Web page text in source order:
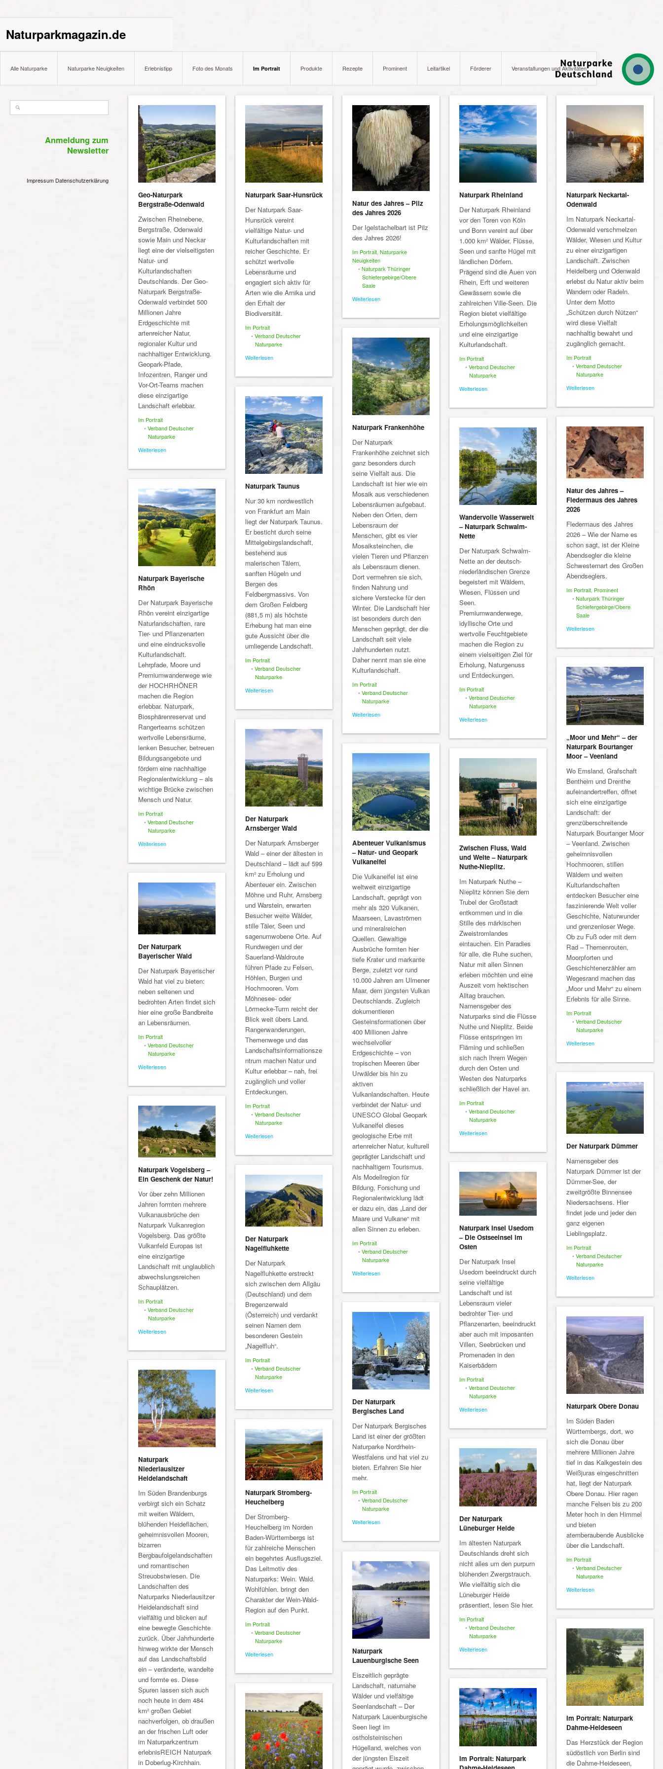
Naturparkmagazin.de
Alle Naturparke Naturparke Neuigkeiten Erlebnistipp Foto des Monats Im Portrait Produkte Rezepte Prominent Leitartikel Förderer Veranstaltungen und Aktivitäten
Anmeldung zum
Newsletter
Impressum Datenschutzerklärung
Geo-Naturpark
Bergstraße-Odenwald
Zwischen Rheinebene,
Bergstraße, Odenwald
sowie Main und Neckar
liegt eine der vielseitigsten
Natur- und
Kulturlandschaften
Deutschlands. Der Geo-
Naturpark Bergstraße-
Odenwald verbindet 500
Millionen Jahre
Erdgeschichte mit
artenreicher Natur,
regionaler Kultur und
nachhaltiger Entwicklung.
Geopark-Pfade,
Infozentren, Ranger und
Vor-Ort-Teams machen
diese einzigartige
Landschaft erlebbar.
Im Portrait
• Verband Deutscher
Naturparke
Weiterlesen
Naturpark Saar-Hunsrück
Der Naturpark Saar-
Hunsrück vereint
vielfältige Natur- und
Kulturlandschaften mit
reicher Geschichte. Er
schützt wertvolle
Lebensräume und
engagiert sich aktiv für
Arten wie die Arnika und
den Erhalt der
Biodiversität.
Im Portrait
• Verband Deutscher
Naturparke
Weiterlesen
Natur des Jahres – Pilz
des Jahres 2026
Der Igelstachelbart ist Pilz
des Jahres 2026!
Im Portrait, Naturparke
Neuigkeiten
• Naturpark Thüringer
Schiefergebirge/Obere
Saale
Weiterlesen
Naturpark Rheinland
Der Naturpark Rheinland
vor den Toren von Köln
und Bonn vereint auf über
1.000 km² Wälder, Flüsse,
Seen und sanfte Hügel mit
ländlichen Dörfern.
Prägend sind die Auen von
Rhein, Erft und weiteren
Gewässern sowie die
zahlreichen Ville-Seen. Die
Region bietet vielfältige
Erholungsmöglichkeiten
und eine einzigartige
Kulturlandschaft.
Im Portrait
• Verband Deutscher
Naturparke
Weiterlesen
Naturpark Neckartal-
Odenwald
Im Naturpark Neckartal-
Odenwald verschmelzen
Wälder, Wiesen und Kultur
zu einer einzigartigen
Landschaft. Zwischen
Heidelberg und Odenwald
erlebst du Natur aktiv beim
Wandern oder Radeln.
Unter dem Motto
„Schützen durch Nützen“
wird diese Vielfalt
nachhaltig bewahrt und
zugänglich gemacht.
Im Portrait
• Verband Deutscher
Naturparke
Weiterlesen
Naturpark Frankenhöhe
Der Naturpark
Frankenhöhe zeichnet sich
ganz besonders durch
seine Vielfalt aus. Die
Landschaft ist hier wie ein
Mosaik aus verschiedenen
Lebensräumen aufgebaut.
Neben den Orten, dem
Lebensraum der
Menschen, gibt es vier
Mosaiksteinchen, die
vielen Tieren und Pflanzen
als Lebensraum dienen.
Dort vermehren sie sich,
finden Nahrung und
sichere Verstecke für den
Winter. Die Landschaft hier
ist besonders durch den
Menschen geprägt, der die
Landschaft seit viele
Jahrhunderten nutzt.
Daher nennt man sie eine
Kulturlandschaft.
Im Portrait
• Verband Deutscher
Naturparke
Weiterlesen
Naturpark Taunus
Nur 30 km nordwestlich
von Frankfurt am Main
liegt der Naturpark Taunus.
Er besticht durch seine
Mittelgebirgslandschaft,
bestehend aus
malerischen Tälern,
sanften Hügeln und
Bergen des
Feldbergmassivs. Von
dem Großen Feldberg
(881,5 m) als höchste
Erhebung hat man eine
gute Aussicht über die
umliegende Landschaft.
Im Portrait
• Verband Deutscher
Naturparke
Weiterlesen
Natur des Jahres –
Fledermaus des Jahres
2026
Fledermaus des Jahres
2026 – Wie der Name es
schon sagt, ist der Kleine
Abendsegler die kleine
Schwesternart des Großen
Abendseglers.
Im Portrait Prominent
• Naturpark Thüringer
Schiefergebirge/Obere
Saale
Weiterlesen
Wandervolle Wasserwelt
– Naturpark Schwalm-
Nette
Der Naturpark Schwalm-
Nette an der deutsch-
niederländischen Grenze
begeistert mit Wäldern,
Wiesen, Flüssen und
Seen.
Premiumwanderwege,
idyllische Orte und
wertvolle Feuchtgebiete
machen die Region zu
einem vielseitigen Ziel für
Erholung, Naturgenuss
und Entdeckungen.
Im Portrait
• Verband Deutscher
Naturparke
Weiterlesen
Naturpark Bayerische
Rhön
Der Naturpark Bayerische
Rhön vereint einzigartige
Naturlandschaften, rare
Tier- und Pflanzenarten
und eine eindrucksvolle
Kulturlandschaft.
Lehrpfade, Moore und
Premiumwanderwege wie
der HOCHRHÖNER
machen die Region
erlebbar. Naturpark,
Biosphärenreservat und
Rangerteams schützen
wertvolle Lebensräume,
lenken Besucher, betreuen
Bildungsangebote und
fördern eine nachhaltige
Regionalentwicklung – als
wichtige Brücke zwischen
Mensch und Natur.
Im Portrait
• Verband Deutscher
Naturparke
Weiterlesen
„Moor und Mehr“ – der
Naturpark Bourtanger
Moor – Veenland
Wo Emsland, Grafschaft
Bentheim und Drenthe
aufeinandertreffen, öffnet
sich eine einzigartige
Landschaft: der
grenzüberschreitende
Naturpark Bourtanger Moor
– Veenland. Zwischen
geheimnisvollen
Hochmooren, stillen
Wäldern und weiten
Kulturlandschaften
entdecken Besucher eine
faszinierende Welt voller
Geschichte, Naturwunder
und grenzenloser Wege.
Ob zu Fuß oder mit dem
Rad – Themenrouten,
Moorpforten und
Geschichtenerzähler am
Wegesrand machen das
„Moor und Mehr“ zu einem
Erlebnis für alle Sinne.
Im Portrait
• Verband Deutscher
Naturparke
Weiterlesen
Der Naturpark
Arnsberger Wald
Der Naturpark Arnsberger
Wald – einer der ältesten in
Deutschland – lädt auf 599
km² zu Erholung und
Abenteuer ein. Zwischen
Möhne und Ruhr, Arnsberg
und Warstein, erwarten
Besucher weite Wälder,
stille Täler, Seen und
sagenumwobene Orte. Auf
Rundwegen und der
Sauerland-Waldroute
führen Pfade zu Felsen,
Höhlen, Burgen und
Hochmooren. Vom
Möhnesee- oder
Lörmecke-Turm reicht der
Blick weit übers Land.
Rangerwanderungen,
Themenwege und das
Landschaftsinformationsze
ntrum machen Natur und
Kultur erlebbar – nah, frei
zugänglich und voller
Entdeckungen.
Im Portrait
• Verband Deutscher
Naturparke
Weiterlesen
Abenteuer Vulkanismus
– Natur- und Geopark
Vulkaneifel
Die Vulkaneifel ist eine
weltweit einzigartige
Landschaft, geprägt von
mehr als 320 Vulkanen,
Maarseen, Lavaströmen
und mineralreichen
Quellen. Gewaltige
Ausbrüche formten hier
tiefe Krater und markante
Berge, zuletzt vor rund
10.000 Jahren am Ulmener
Maar, dem jüngsten Vulkan
Deutschlands. Zugleich
dokumentieren
Gesteinsformationen über
400 Millionen Jahre
wechselvoller
Erdgeschichte – von
tropischen Meeren über
Urwälder bis hin zu
aktiven
Vulkanlandschaften. Heute
verbindet der Natur- und
UNESCO Global Geopark
Vulkaneifel dieses
geologische Erbe mit
artenreicher Natur, kulturell
geprägter Landschaft und
nachhaltigem Tourismus.
Als Modellregion für
Bildung, Forschung und
Regionalentwicklung lädt
er dazu ein, das „Land der
Maare und Vulkane“ mit
allen Sinnen zu erleben.
Im Portrait
• Verband Deutscher
Naturparke
Weiterlesen
Zwischen Fluss, Wald
und Weite – Naturpark
Nuthe-Nieplitz.
Im Naturpark Nuthe –
Nieplitz können Sie dem
Trubel der Großstadt
entkommen und in die
Stille des märkischen
Zweistromlandes
eintauchen. Ein Paradies
für alle, die Ruhe suchen,
Natur mit allen Sinnen
erleben möchten und eine
Auszeit vom hektischen
Alltag brauchen.
Namensgeber des
Naturparks sind die Flüsse
Nuthe und Nieplitz. Beide
Flüsse entspringen im
Fläming und schließen
sich nach Ihrem Wegen
durch den Osten und
Westen des Naturparks
schließlich der Havel an.
Im Portrait
• Verband Deutscher
Naturparke
Weiterlesen
Der Naturpark
Bayerischer Wald
Der Naturpark Bayerischer
Wald hat viel zu bieten:
neben seltenen und
bedrohten Arten findet sich
hier eine große Bandbreite
an Lebensräumen.
Im Portrait
• Verband Deutscher
Naturparke
Weiterlesen
Der Naturpark Dümmer
Namensgeber des
Naturpark Dümmer ist der
Dümmer-See, der
zweitgrößte Binnensee
Niedersachsens. Hier
findet jede und jeder den
ganz eigenen
Lieblingsplatz.
Im Portrait
• Verband Deutscher
Naturparke
Weiterlesen
Naturpark Vogelsberg –
Ein Geschenk der Natur!
Vor über zehn Millionen
Jahren formten mehrere
Vulkanausbrüche den
Naturpark Vulkanregion
Vogelsberg. Das größte
Vulkanfeld Europas ist
eine einzigartige
Landschaft mit unglaublich
abwechslungsreichen
Schauplätzen.
Im Portrait
• Verband Deutscher
Naturparke
Weiterlesen
Naturpark Insel Usedom
– Die Ostseeinsel im
Osten
Der Naturpark Insel
Usedom beeindruckt durch
seine vielfältige
Landschaft und ist
Lebensraum vieler
bedrohter Tier- und
Pflanzenarten, beeindruckt
aber auch mit imposanten
Villen, Seebrücken und
Promenaden in den
Kaiserbädern
Im Portrait
• Verband Deutscher
Naturparke
Weiterlesen
Der Naturpark
Nagelfluhkette
Der Naturpark
Nagelfluhkette erstreckt
sich zwischen dem Allgäu
(Deutschland) und dem
Bregenzerwald
(Österreich) und verdankt
seinen Namen dem
besonderen Gestein
„Nagelfluh“.
Im Portrait
• Verband Deutscher
Naturparke
Weiterlesen
Der Naturpark
Bergisches Land
Der Naturpark Bergisches
Land ist einer der größten
Naturparke Nordrhein-
Westfalens und hat viel zu
bieten. Erfahren Sie hier
mehr.
Im Portrait
• Verband Deutscher
Naturparke
Weiterlesen
Naturpark Obere Donau
Im Süden Baden
Württembergs, dort, wo
sich die Donau über
mehrere Millionen Jahre
tief in das Kalkgestein des
Weißjuras eingeschnitten
hat, liegt der Naturpark
Obere Donau. Hier ragen
manche Felsen bis zu 200
Meter hoch in den Himmel
und bieten
atemberaubende Ausblicke
über die Landschaft.
Im Portrait
• Verband Deutscher
Naturparke
Weiterlesen
Naturpark
Niederlausitzer
Heidelandschaft
Im Süden Brandenburgs
verbirgt sich ein Schatz
mit weiten Wäldern,
blühenden Heideflächen,
geheimnisvollen Mooren,
bizarren
Bergbaufolgelandschaften
und romantischen
Streuobstwiesen. Die
Landschaften des
Naturparks Niederlausitzer
Heidelandschaft sind
vielfältig und blicken auf
eine bewegte Geschichte
zurück. Über Jahrhunderte
hinweg wirkte der Mensch
auf das Landschaftsbild
ein – veränderte, wandelte
und formte es. Diese
Spuren lassen sich auch
noch heute in dem 484
km² großen Gebiet
nachverfolgen, ob draußen
an der frischen Luft oder
im Naturparkzentrum
erlebnisREICH Naturpark
in Doberlug-Kirchhain.
Naturpark Stromberg-
Heuchelberg
Der Stromberg-
Heuchelberg im Norden
Baden-Württembergs ist
für zahlreiche Menschen
ein begehrtes Ausflugsziel.
Das Leitmotiv des
Naturparks: Wein. Wald.
Wohlfühlen. bringt den
Charakter der Wein-Wald-
Region auf den Punkt.
Im Portrait
• Verband Deutscher
Naturparke
Weiterlesen
Der Naturpark
Lüneburger Heide
Im ältesten Naturpark
Deutschlands dreht sich
nicht alles um den purpurn
blühenden Zwergstrauch.
Wie vielfältig sich die
Lüneburger Heide
präsentiert, lesen Sie hier.
Im Portrait
• Verband Deutscher
Naturparke
Weiterlesen
Naturpark
Lauenburgische Seen
Eiszeitlich geprägte
Landschaft, naturnahe
Wälder und vielfältige
Seenlandschaft – Der
Naturpark Lauenburgische
Seen liegt im
ostholsteinischen
Hügelland, welches von
der jüngsten Eiszeit
Im Portrait: Naturpark
Dahme-Heideseen
Das Herzstück der Region
südöstlich von Berlin sind
die Dahme-Heideseen,
Im Portrait: Naturpark